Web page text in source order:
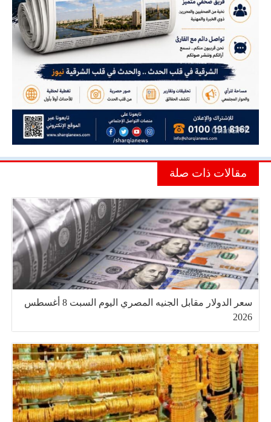
مقالات ذات صلة
سعر الدولار مقابل الجنيه المصري اليوم السبت 8 أغسطس
2026